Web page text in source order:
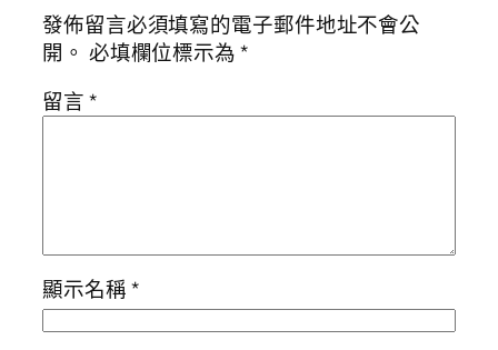
發佈留言必須填寫的電子郵件地址不會公
開。 必填欄位標示為*
留言*
顯示名稱*